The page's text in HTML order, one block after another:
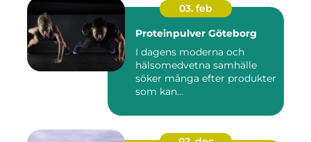
03. feb
Proteinpulver Göteborg
I dagens moderna och
hälsomedvetna samhälle
söker många efter produkter
som kan...